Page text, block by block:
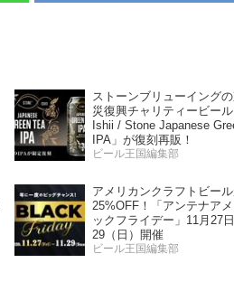
ストーンブリューイング
災復興チャリティービー
Ishii / Stone Japanese
IPA」が復刻再販！
ビール王国編集部
アメリカンクラフトビー
25%OFF！「アンテナア
ックフライデー」11月27
29（日）開催
ビール王国編集部